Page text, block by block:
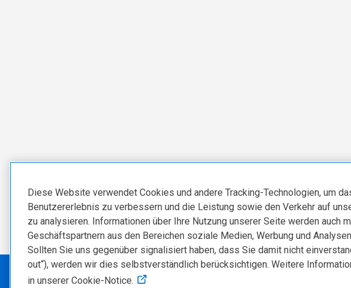
Diese Website verwendet Cookies und andere Tracking-Technologien, um
Benutzererlebnis zu verbessern und die Leistung sowie den Verkehr auf
zu analysieren. Informationen über Ihre Nutzung unserer Seite werden auch
Geschäftspartnern aus den Bereichen soziale Medien, Werbung und
Sollten Sie uns gegenüber signalisiert haben, dass Sie damit nicht
out“), werden wir dies selbstverständlich berücksichtigen. Weitere
in unserer Cookie-Notice.